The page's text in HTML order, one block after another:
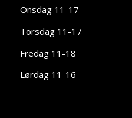
Onsdag 11-17
Torsdag 11-17
Fredag 11-18
Lørdag 11-16